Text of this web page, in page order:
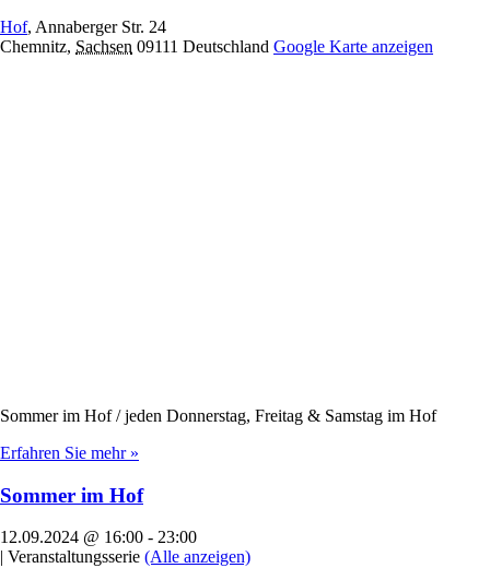
Hof, Annaberger Str. 24
Chemnitz, Sachsen 09111 Deutschland Google Karte anzeigen
Sommer im Hof / jeden Donnerstag, Freitag & Samstag im Hof
Erfahren Sie mehr »
Sommer im Hof
12.09.2024 @ 16:00 - 23:00
| Veranstaltungsserie (Alle anzeigen)